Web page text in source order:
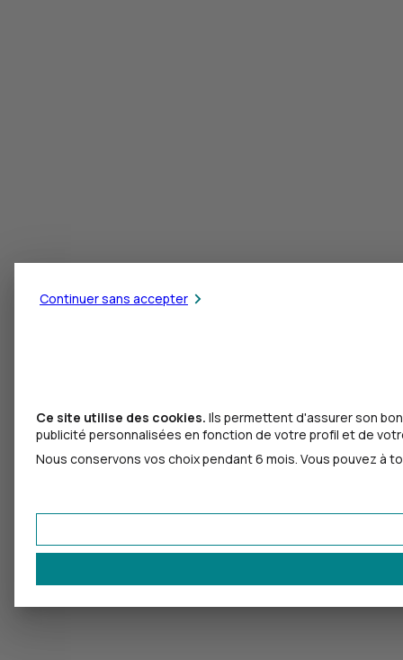
Continuer sans accepter
Ce site utilise des cookies. Ils permettent d'assurer son
publicité personnalisées en fonction de votre profil et de
Nous conservons vos choix pendant 6 mois. Vous pouvez à